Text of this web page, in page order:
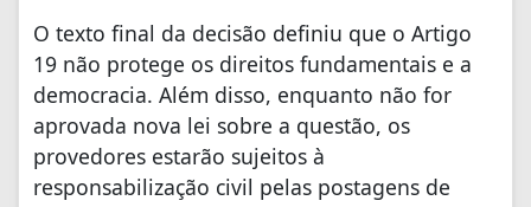
O texto final da decisão definiu que o Artigo
19 não protege os direitos fundamentais e a
democracia. Além disso, enquanto não for
aprovada nova lei sobre a questão, os
provedores estarão sujeitos à
responsabilização civil pelas postagens de